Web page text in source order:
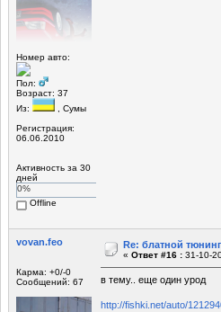
Номер авто:
Пол:
Возраст: 37
Из:
, Сумы
Регистрация:
06.06.2010
Активность за 30
дней
0%
Offline
vovan.feo
Карма: +0/-0
Сообщений: 67
Re: блатной
« Ответ #16 : 31-10-
в тему.. еще один урод
http://fishki.net/auto/